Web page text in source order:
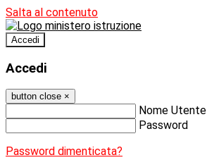
Salta al contenuto
Accedi
Accedi
button close ×
Nome Utente
Password
Password dimenticata?